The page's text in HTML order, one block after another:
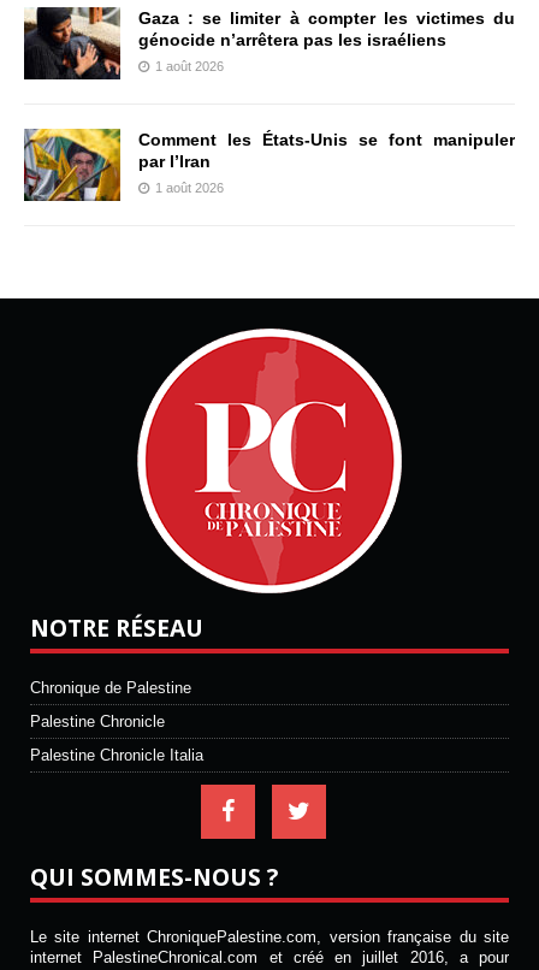
Gaza : se limiter à compter les victimes du
génocide n’arrêtera pas les israéliens
1 août 2026
Comment les États-Unis se font manipuler
par l’Iran
1 août 2026
NOTRE RÉSEAU
Chronique de Palestine
Palestine Chronicle
Palestine Chronicle Italia
QUI SOMMES-NOUS ?
Le site internet ChroniquePalestine.com, version française du site
internet PalestineChronical.com et créé en juillet 2016, a pour